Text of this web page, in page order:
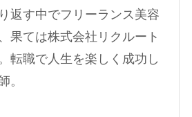
返す中でフリーランス美容
果ては株式会社リクルート
転職で人生を楽しく成功し
。